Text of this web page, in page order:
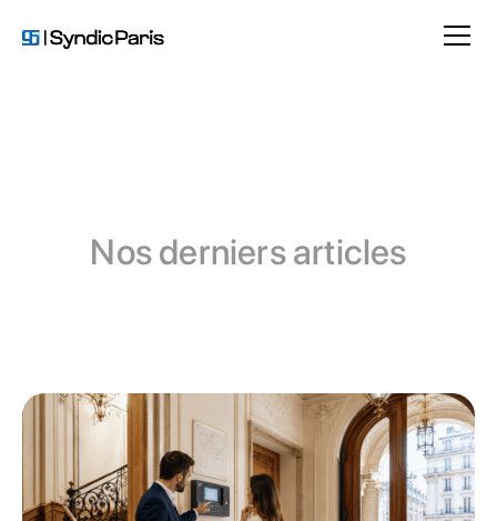
Nos derniers articles